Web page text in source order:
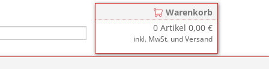
Warenkorb
0Artikel 0,00 €
inkl. MwSt. und Versand